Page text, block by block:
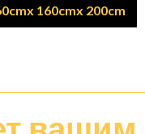
x 160cmx 200cm